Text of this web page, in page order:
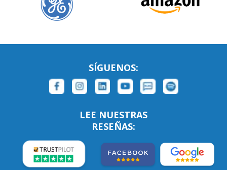
SÍGUENOS:
LEE NUESTRAS
RESEÑAS: